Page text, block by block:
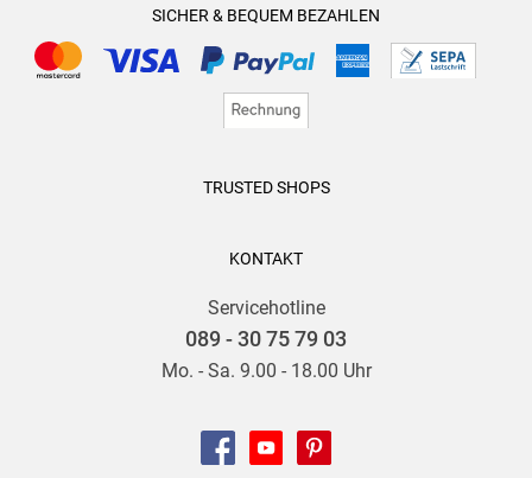
SICHER & BEQUEM BEZAHLEN
TRUSTED SHOPS
KONTAKT
Servicehotline
089 - 30 75 79 03
Mo. - Sa. 9.00 - 18.00 Uhr